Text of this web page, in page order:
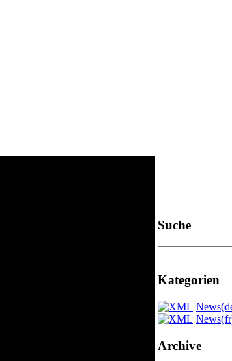
Suche
Kategorien
Archive